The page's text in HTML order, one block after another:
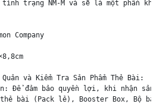
trạng NM-M và sẽ là một phần
Company
Quản và Kiểm Tra Sản Phẩm Thẻ Bài:
Để đảm bảo quyền lợi, khi nhận
thẻ bài (Pack lẻ), Booster Box, Bộ